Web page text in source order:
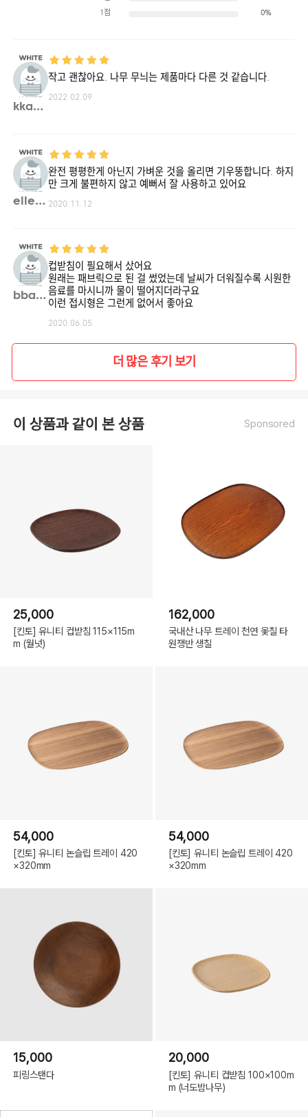
1점 0%
kka03**
작고 괜찮아요. 나무 무늬는 제품마다 다른 것 같습니다.
2022.02.09
ellen**
완전 평평한게 아닌지 가벼운 것을 올리면 기우뚱합니다. 하지
만 크게 불편하지 않고 예뻐서 잘 사용하고 있어요
2020.11.12
bbae**
컵받침이 필요해서 샀어요
원래는 패브릭으로 된 걸 썼었는데 날씨가 더워질수록 시원한
음료를 마시니까 물이 떨어지더라구요
이런 접시형은 그런게 없어서 좋아요
2020.06.05
더 많은 후기 보기
이 상품과 같이 본 상품 Sponsored
25,000
[킨토] 유니티 컵받침 115×115m
m (월넛)
162,000
국내산 나무 트레이 천연 옻칠 타
원쟁반 생칠
54,000
[킨토] 유니티 논슬립 트레이 420
×320mm
54,000
[킨토] 유니티 논슬립 트레이 420
×320mm
15,000
피링스탠다
20,000
[킨토] 유니티 컵받침 100×100m
m (너도밤나무)